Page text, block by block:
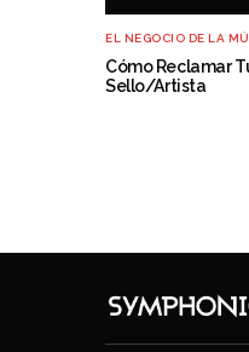
EL NEGOCIO DE LA
Cómo Reclamar
Sello/Artista